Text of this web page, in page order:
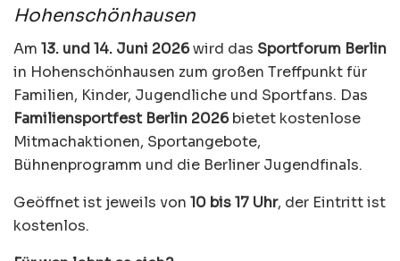
Hohenschönhausen
Am 13. und 14. Juni 2026wird das Sportforum Berlin
in Hohenschönhausen zum großen Treffpunkt für
Familien, Kinder, Jugendliche und Sportfans. Das
Familiensportfest Berlin 2026bietet kostenlose
Mitmachaktionen, Sportangebote,
Bühnenprogramm und die Berliner Jugendfinals.
Geöffnet ist jeweils von 10 bis 17 Uhr, der Eintritt ist
kostenlos.